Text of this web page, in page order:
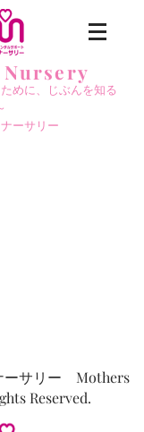
ために、じぶんを知る
ーサリー
ーサリー Mothers
Reserved.